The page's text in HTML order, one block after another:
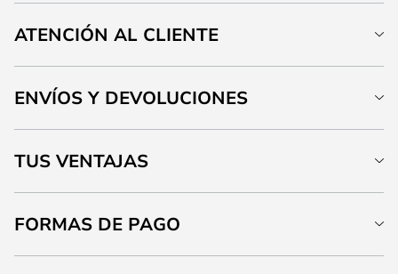
ATENCIÓN AL CLIENTE
ENVÍOS Y DEVOLUCIONES
TUS VENTAJAS
FORMAS DE PAGO